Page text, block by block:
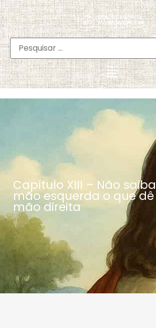
Capítulo XIII – Não
mão esquerda o que
mão direita